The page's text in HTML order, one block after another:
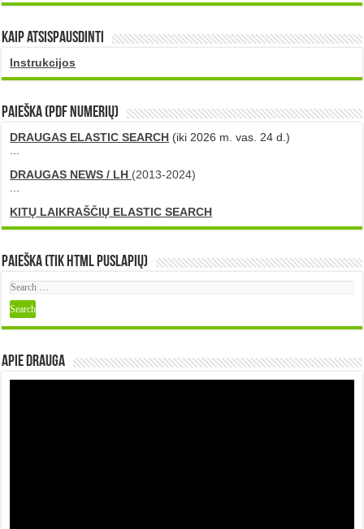
Kaip atsispausdinti
Instrukcijos
PAIEŠKA (PDF numerių)
DRAUGAS ELASTIC SEARCH (iki 2026 m. vas. 24 d.)
DRAUGAS NEWS / LH (2013-2024)
KITŲ LAIKRAŠČIŲ ELASTIC SEARCH
Paieška (tik HTML puslapių)
Apie DRAUGA